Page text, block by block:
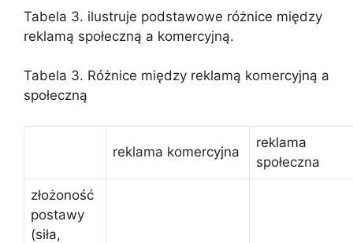
Tabela 3. ilustruje podstawowe różnice między
reklamą społeczną a komercyjną.
Tabela 3. Różnice między reklamą komercyjną a
społeczną
reklama komercyjna
reklama
społeczna
złożoność
postawy
(siła,